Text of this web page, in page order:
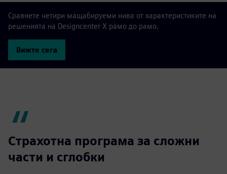
Сравнете четири мащабируеми нива от характеристиките на
решенията на Designcenter X рамо до рамо.
Вижте сега
Страхотна програма за сложни
части и сглобки